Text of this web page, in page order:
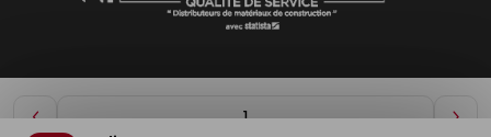
Diminuer